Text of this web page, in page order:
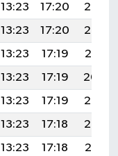
13:23 17:20
20:43
13:23 17:20
20:42
13:23 17:19
20:41
13:23 17:19
20:40
13:23 17:19
20:39
13:23 17:18
20:38
13:23 17:18
20:37